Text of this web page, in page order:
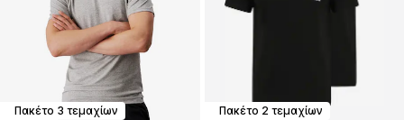
Πακέτο 3 τεμαχίων
Πακέτο 2 τεμαχίων